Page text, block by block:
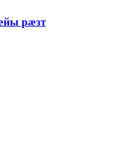
рæзт